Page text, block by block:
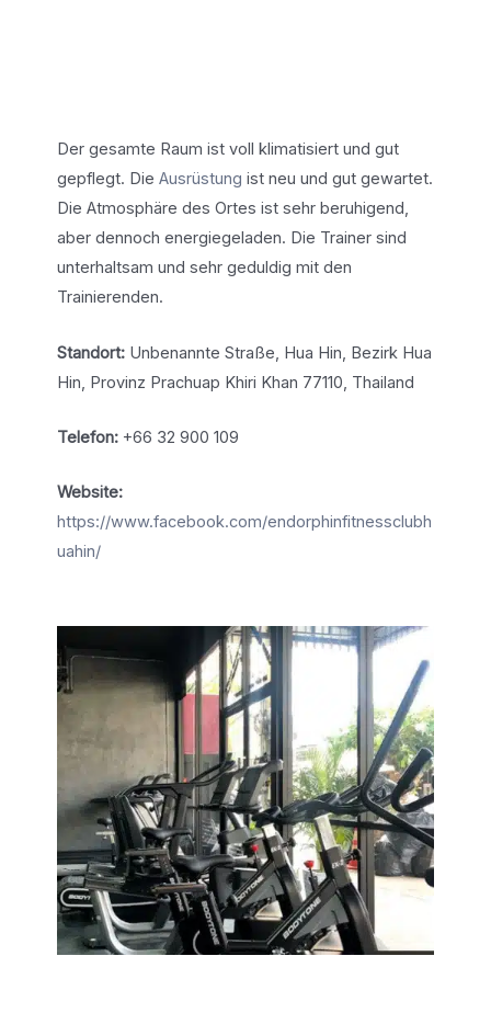
Der gesamte Raum ist voll klimatisiert und gut
gepflegt. Die Ausrüstung ist neu und gut gewartet.
Die Atmosphäre des Ortes ist sehr beruhigend,
aber dennoch energiegeladen. Die Trainer sind
unterhaltsam und sehr geduldig mit den
Trainierenden.
Standort:Unbenannte Straße, Hua Hin, Bezirk Hua
Hin, Provinz Prachuap Khiri Khan 77110, Thailand
Telefon:+66 32 900 109
Website:
https://www.facebook.com/endorphinfitnessclubh
uahin/